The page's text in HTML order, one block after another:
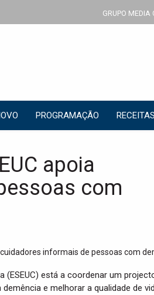
GRUPO MEDIA
PROGRAMAÇÃO
apoia
com
(ESEUC) está a coordenar um
e melhorar a qualidade de